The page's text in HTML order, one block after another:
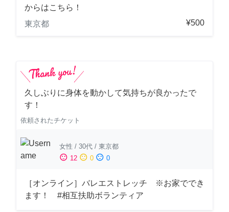
からはこちら！
東京都
¥500
久しぶりに身体を動かして気持ちが良かったで
す！
依頼されたチケット
女性 / 30代 / 東京都
sentiment_satisfied 12 sentiment_neutral 0 sentiment_dissatisfied 0
［オンライン］バレエストレッチ ※お家ででき
ます！ #相互扶助ボランティア